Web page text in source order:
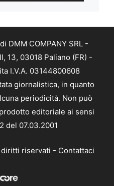
DMM COMPANY SRL -
13, 03018 Paliano (FR) -
I.V.A. 03144800608
giornalistica, in quanto
periodicità. Non può
editoriale ai sensi
del 07.03.2001
riservati - Contattaci